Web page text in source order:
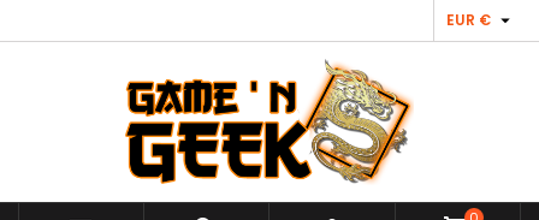
EUR € 